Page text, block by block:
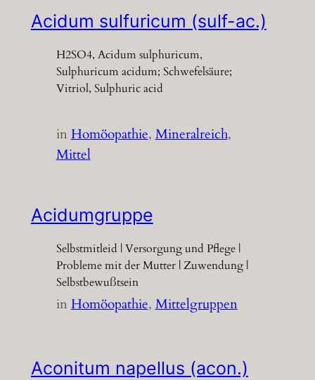
Acidum sulfuricum (sulf-ac.)
H2SO4, Acidum sulphuricum,
Sulphuricum acidum; Schwefelsäure;
Vitriol, Sulphuric acid
inHomöopathie, Mineralreich
Mittel
Acidumgruppe
Selbstmitleid | Versorgung und Pflege |
Probleme mit der Mutter | Zuwendung |
Selbstbewußtsein
inHomöopathie, Mittelgruppen
Aconitum napellus (acon.)